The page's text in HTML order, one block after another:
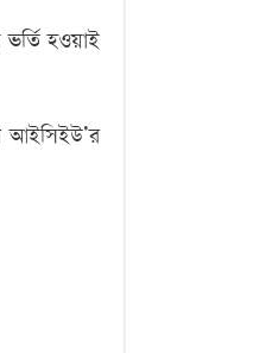
হওয়াই
আইসিইউ’র